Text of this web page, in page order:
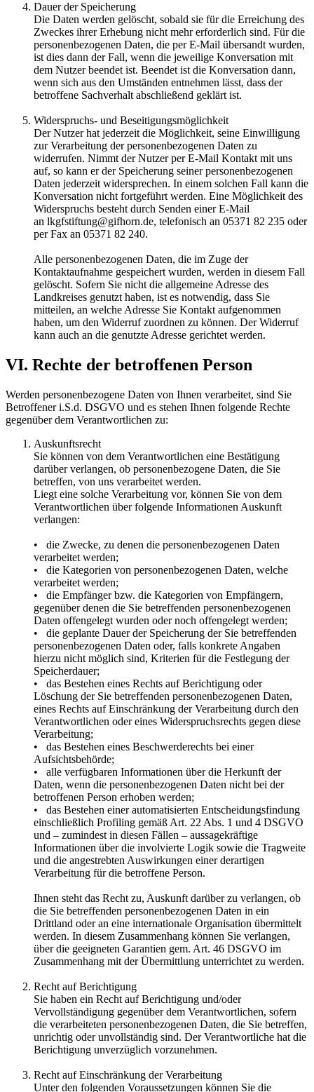
Dauer der Speicherung
Die Daten werden gelöscht, sobald sie für die Erreichung des
Zweckes ihrer Erhebung nicht mehr erforderlich sind. Für die
personenbezogenen Daten, die per E-Mail übersandt wurden,
ist dies dann der Fall, wenn die jeweilige Konversation mit
dem Nutzer beendet ist. Beendet ist die Konversation dann,
wenn sich aus den Umständen entnehmen lässt, dass der
betroffene Sachverhalt abschließend geklärt ist.
Widerspruchs- und Beseitigungsmöglichkeit
Der Nutzer hat jederzeit die Möglichkeit, seine Einwilligung
zur Verarbeitung der personenbezogenen Daten zu
widerrufen. Nimmt der Nutzer per E-Mail Kontakt mit uns
auf, so kann er der Speicherung seiner personenbezogenen
Daten jederzeit widersprechen. In einem solchen Fall kann die
Konversation nicht fortgeführt werden. Eine Möglichkeit des
Widerspruchs besteht durch Senden einer E-Mail
an lkgfstiftung@gifhorn.de, telefonisch an 05371 82 235 oder
per Fax an 05371 82 240.
Alle personenbezogenen Daten, die im Zuge der
Kontaktaufnahme gespeichert wurden, werden in diesem Fall
gelöscht. Sofern Sie nicht die allgemeine Adresse des
Landkreises genutzt haben, ist es notwendig, dass Sie
mitteilen, an welche Adresse Sie Kontakt aufgenommen
haben, um den Widerruf zuordnen zu können. Der Widerruf
kann auch an die genutzte Adresse gerichtet werden.
VI. Rechte der betroffenen Person
Werden personenbezogene Daten von Ihnen verarbeitet, sind Sie
Betroffener i.S.d. DSGVO und es stehen Ihnen folgende Rechte
gegenüber dem Verantwortlichen zu:
Auskunftsrecht
Sie können von dem Verantwortlichen eine Bestätigung
darüber verlangen, ob personenbezogene Daten, die Sie
betreffen, von uns verarbeitet werden.
Liegt eine solche Verarbeitung vor, können Sie von dem
Verantwortlichen über folgende Informationen Auskunft
verlangen:
• die Zwecke, zu denen die personenbezogenen Daten
verarbeitet werden;
• die Kategorien von personenbezogenen Daten, welche
verarbeitet werden;
• die Empfänger bzw. die Kategorien von Empfängern,
gegenüber denen die Sie betreffenden personenbezogenen
Daten offengelegt wurden oder noch offengelegt werden;
• die geplante Dauer der Speicherung der Sie betreffenden
personenbezogenen Daten oder, falls konkrete Angaben
hierzu nicht möglich sind, Kriterien für die Festlegung der
Speicherdauer;
• das Bestehen eines Rechts auf Berichtigung oder
Löschung der Sie betreffenden personenbezogenen Daten,
eines Rechts auf Einschränkung der Verarbeitung durch den
Verantwortlichen oder eines Widerspruchsrechts gegen diese
Verarbeitung;
• das Bestehen eines Beschwerderechts bei einer
Aufsichtsbehörde;
• alle verfügbaren Informationen über die Herkunft der
Daten, wenn die personenbezogenen Daten nicht bei der
betroffenen Person erhoben werden;
• das Bestehen einer automatisierten Entscheidungsfindung
einschließlich Profiling gemäß Art. 22 Abs. 1 und 4 DSGVO
und – zumindest in diesen Fällen – aussagekräftige
Informationen über die involvierte Logik sowie die Tragweite
und die angestrebten Auswirkungen einer derartigen
Verarbeitung für die betroffene Person.
Ihnen steht das Recht zu, Auskunft darüber zu verlangen, ob
die Sie betreffenden personenbezogenen Daten in ein
Drittland oder an eine internationale Organisation übermittelt
werden. In diesem Zusammenhang können Sie verlangen,
über die geeigneten Garantien gem. Art. 46 DSGVO im
Zusammenhang mit der Übermittlung unterrichtet zu werden.
Recht auf Berichtigung
Sie haben ein Recht auf Berichtigung und/oder
Vervollständigung gegenüber dem Verantwortlichen, sofern
die verarbeiteten personenbezogenen Daten, die Sie betreffen,
unrichtig oder unvollständig sind. Der Verantwortliche hat die
Berichtigung unverzüglich vorzunehmen.
Recht auf Einschränkung der Verarbeitung
Unter den folgenden Voraussetzungen können Sie die